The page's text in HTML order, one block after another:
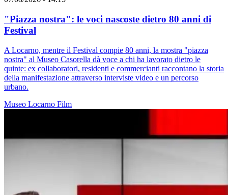
"Piazza nostra": le voci nascoste dietro 80 anni di
Festival
A Locarno, mentre il Festival compie 80 anni, la mostra "piazza
nostra" al Museo Casorella dà voce a chi ha lavorato dietro le
quinte: ex collaboratori, residenti e commercianti raccontano la storia
della manifestazione attraverso interviste video e un percorso
urbano.
Museo Locarno Film